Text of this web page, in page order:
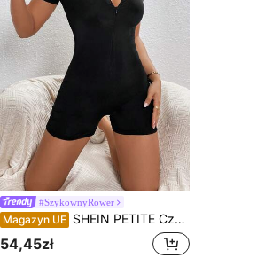
#SzykownyRower
Magazyn UE SHEIN PETITE Czarny kombinezon typu unitard z zamkiem błyskawicznym do połowy, dla drobnych kobiet
54,45zł